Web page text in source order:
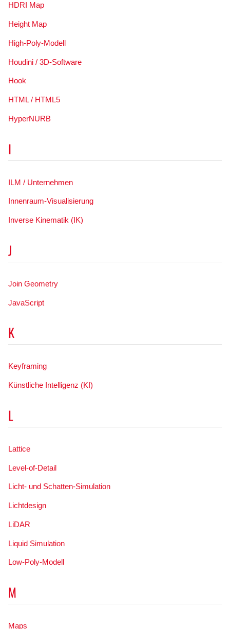
HDRI Map
Height Map
High-Poly-Modell
Houdini / 3D-Software
Hook
HTML / HTML5
HyperNURB
I
ILM / Unternehmen
Innenraum-Visualisierung
Inverse Kinematik (IK)
J
Join Geometry
JavaScript
K
Keyframing
Künstliche Intelligenz (KI)
L
Lattice
Level-of-Detail
Licht- und Schatten-Simulation
Lichtdesign
LiDAR
Liquid Simulation
Low-Poly-Modell
M
Maps